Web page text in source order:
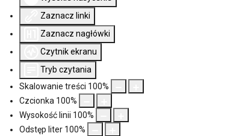
Zaznacz linki
Zaznacz nagłówki
Czytnik ekranu
Tryb czytania
Skalowanie treści 100%
Czcionka 100%
Wysokość linii 100%
Odstęp liter 100%